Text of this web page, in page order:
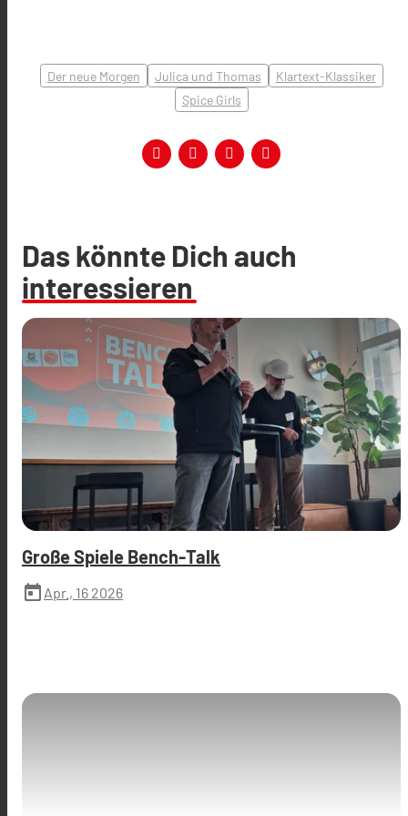
Der neue Morgen Julica und Thomas
Klartext-Klassiker
Spice Girls
Das könnte Dich auch
interessieren
Große Spiele Bench-Talk
today Apr., 16 2026